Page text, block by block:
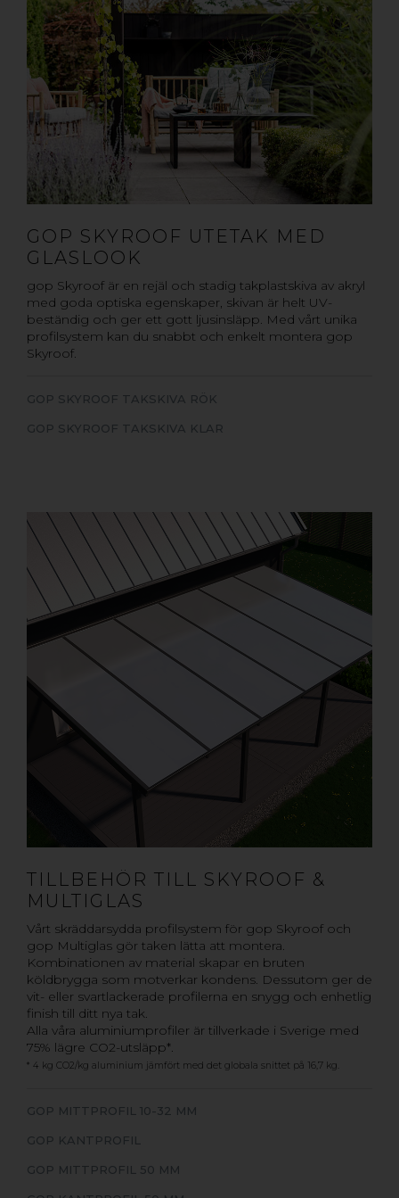
GOP SKYROOF UTETAK MED
GLASLOOK
gop Skyroof är en rejäl och stadig takplastskiva av akryl
med goda optiska egenskaper, skivan är helt UV-
beständig och ger ett gott ljusinsläpp. Med vårt unika
profilsystem kan du snabbt och enkelt montera gop
Skyroof.
GOP SKYROOF TAKSKIVA RÖK
GOP SKYROOF TAKSKIVA KLAR
TILLBEHÖR TILL SKYROOF &
MULTIGLAS
Vårt skräddarsydda profilsystem för gop Skyroof och
gop Multiglas gör taken lätta att montera.
Kombinationen av material skapar en bruten
köldbrygga som motverkar kondens. Dessutom ger de
vit- eller svartlackerade profilerna en snygg och enhetlig
finish till ditt nya tak.
Alla våra aluminiumprofiler är tillverkade i Sverige med
75% lägre CO2-utsläpp*.
* 4 kg CO2/kg aluminium jämfört med det globala snittet på 16,7 kg.
GOP MITTPROFIL 10-32 MM
GOP KANTPROFIL
GOP MITTPROFIL 50 MM